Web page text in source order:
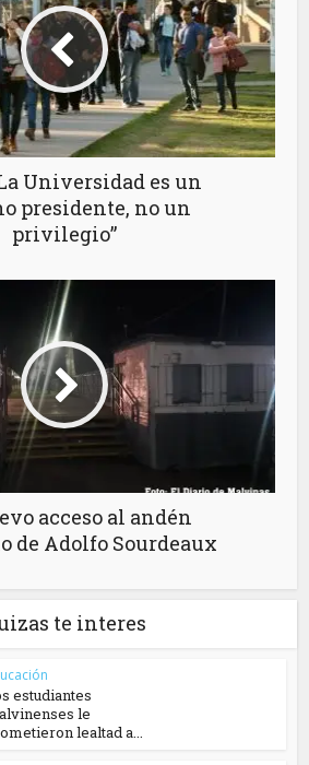
Universidad es un
presidente, no un
privilegio”
acceso al andén
de Adolfo Sourdeaux
te interes
estudiantes
le
lealtad a...